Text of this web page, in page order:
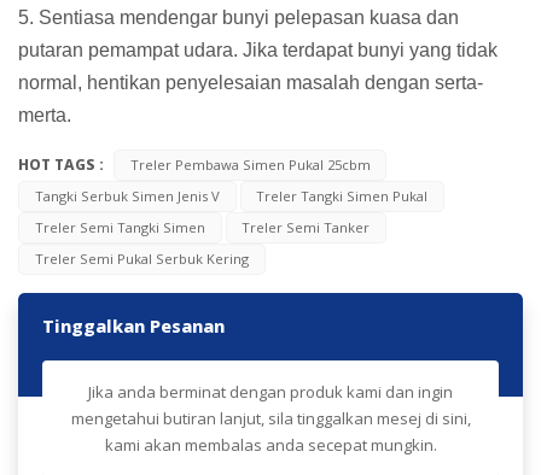
5. Sentiasa mendengar bunyi pelepasan kuasa dan
putaran pemampat udara. Jika terdapat bunyi yang tidak
normal, hentikan penyelesaian masalah dengan serta-
merta.
HOT TAGS :
Treler Pembawa Simen Pukal 25cbm
Tangki Serbuk Simen Jenis V
Treler Tangki Simen Pukal
Treler Semi Tangki Simen
Treler Semi Tanker
Treler Semi Pukal Serbuk Kering
Tinggalkan Pesanan
Jika anda berminat dengan produk kami dan ingin
mengetahui butiran lanjut, sila tinggalkan mesej di sini,
kami akan membalas anda secepat mungkin.